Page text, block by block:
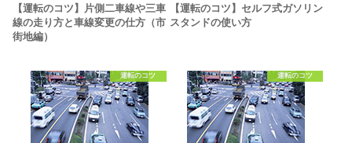
【運転のコツ】片側二車線や三車
線の走り方と車線変更の仕方（市
街地編）
【運転のコツ】セルフ式ガソリン
スタンドの使い方
運転のコツ 運転のコツ